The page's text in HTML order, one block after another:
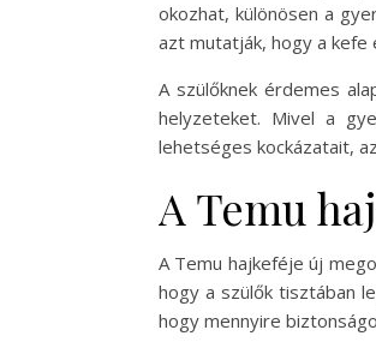
okozhat, különösen a
azt mutatják, hogy a kefe
A szülőknek érdemes
helyzeteket. Mivel a
lehetséges kockázatait,
A Temu
A Temu hajkeféje új
hogy a szülők tisztában
hogy mennyire